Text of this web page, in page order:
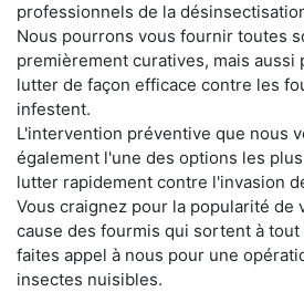
professionnels de la
Nous pourrons vous fournir toutes
premièrement curatives, mais aussi
lutter de façon efficace contre les
infestent.
L'intervention préventive que nous
également l'une des options les
lutter rapidement contre l'invasion
Vous craignez pour la popularité de
cause des fourmis qui sortent à tout
faites appel à nous pour une
insectes nuisibles.